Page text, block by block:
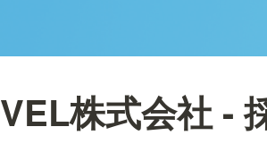
株式会社 -